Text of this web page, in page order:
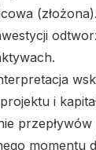
(złożona).
i
momentu